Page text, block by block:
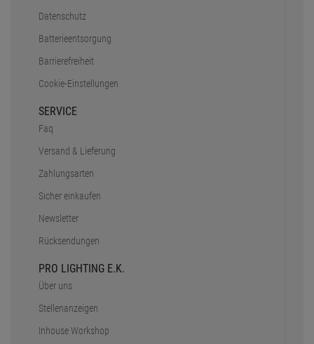
Datenschutz
Batterieentsorgung
Barrierefreiheit
Cookie-Einstellungen
SERVICE
Faq
Versand & Lieferung
Zahlungsarten
Sicher einkaufen
Newsletter
Rücksendungen
PRO LIGHTING E.K.
Über uns
Stellenanzeigen
Inhouse Workshop